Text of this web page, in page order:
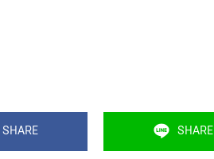
SHARE SHARE